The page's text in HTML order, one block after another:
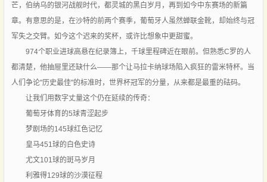
芒，伯纳乌的银河战舰时代，都灵城的黑白岁月，再到如今中东赛场的新篇
章。有意思的是，在沙特的前两个赛季，葡萄牙人虽然蝉联金靴，却始终与冠
军失之交臂。如今这个迟来的奖杯，或许比想象中更甜蜜。
974个职业进球高悬在纪录簿上，千球里程碑近在眼前。但熟悉C罗的人
都清楚，他抽屉里还缺什么——那个让马拉卡纳球场陷入疯狂的雷米特杯。当
人们争论"历史最佳"的标准时，世界杯冠军的分量，从来都是最重的砝码。
让我们用数字丈量这个仍在延续的传奇：
葡萄牙体育的5球青涩起步
梦剧场的145球红色记忆
皇马451球的白色史诗
尤文101球的斑马岁月
利雅得129球的沙漠征程